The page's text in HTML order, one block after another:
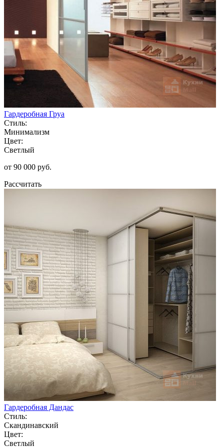
Гардеробная Груа
Стиль:
Минимализм
Цвет:
Светлый
от 90 000 руб.
Рассчитать
Гардеробная Дандас
Стиль:
Скандинавский
Цвет:
Светлый